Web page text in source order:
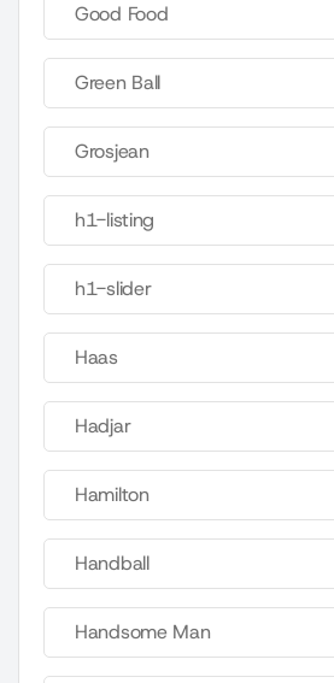
Good Food
Green Ball
Grosjean
h1-listing
h1-slider
Haas
Hadjar
Hamilton
Handball
Handsome Man